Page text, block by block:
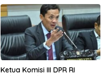
Ketua Komisi III DPR RI